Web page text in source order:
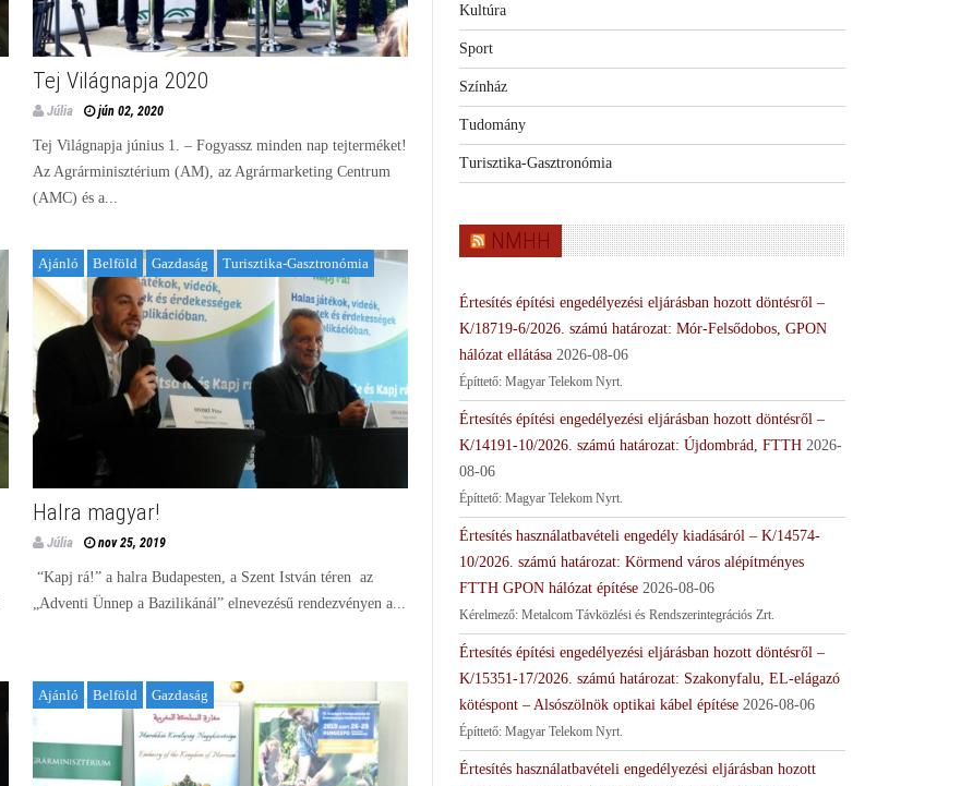
Tej Világnapja 2020
Júlia jún 02, 2020
Tej Világnapja június 1. – Fogyassz minden nap tejterméket!
Az Agrárminisztérium (AM), az Agrármarketing Centrum
(AMC) és a...
Ajánló Belföld Gazdaság Turisztika-Gasztronómia
Halra magyar!
Júlia nov 25, 2019
“Kapj rá!” a halra Budapesten, a Szent István téren az
„Adventi Ünnep a Bazilikánál” elnevezésű rendezvényen a...
Ajánló Belföld Gazdaság
Kultúra
Sport
Színház
Tudomány
Turisztika-Gasztronómia
NMHH
Értesítés építési engedélyezési eljárásban hozott döntésről –
K/18719-6/2026. számú határozat: Mór-Felsődobos, GPON
hálózat ellátása 2026-08-06
Építtető: Magyar Telekom Nyrt.
Értesítés építési engedélyezési eljárásban hozott döntésről –
K/14191-10/2026. számú határozat: Újdombrád, FTTH 2026-
08-06
Építtető: Magyar Telekom Nyrt.
Értesítés használatbavételi engedély kiadásáról – K/14574-
10/2026. számú határozat: Körmend város alépítményes
FTTH GPON hálózat építése 2026-08-06
Kérelmező: Metalcom Távközlési és Rendszerintegrációs Zrt.
Értesítés építési engedélyezési eljárásban hozott döntésről –
K/15351-17/2026. számú határozat: Szakonyfalu, EL-elágazó
kötéspont – Alsószölnök optikai kábel építése 2026-08-06
Építtető: Magyar Telekom Nyrt.
Értesítés használatbavételi engedélyezési eljárásban hozott